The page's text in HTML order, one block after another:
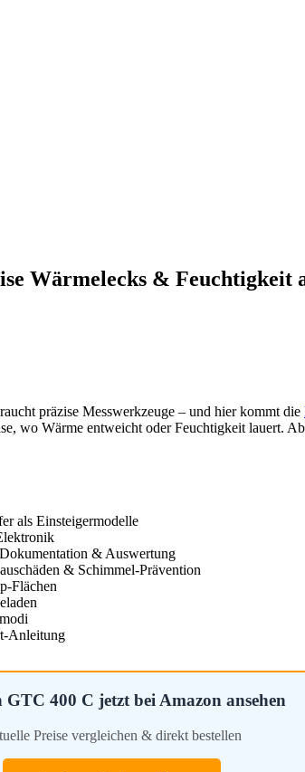
Wärmelecks & Feuchtigkeit
präzise Messwerkzeuge – und hier kommt die
wo Wärme entweicht oder Feuchtigkeit lauert.
als Einsteigermodelle
& Auswertung
& Schimmel-Prävention
Flächen
Anleitung
GTC 400 C jetzt bei Amazon ansehen
Preise vergleichen & direkt bestellen